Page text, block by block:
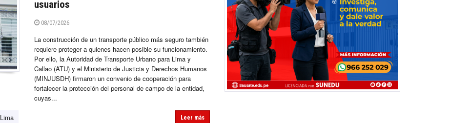
usuarios
08/07/2026
La construcción de un transporte público más seguro también
requiere proteger a quienes hacen posible su funcionamiento.
Por ello, la Autoridad de Transporte Urbano para Lima y
Callao (ATU) y el Ministerio de Justicia y Derechos Humanos
(MINJUSDH) firmaron un convenio de cooperación para
fortalecer la protección del personal de campo de la entidad,
cuyas...
Lima Leer más